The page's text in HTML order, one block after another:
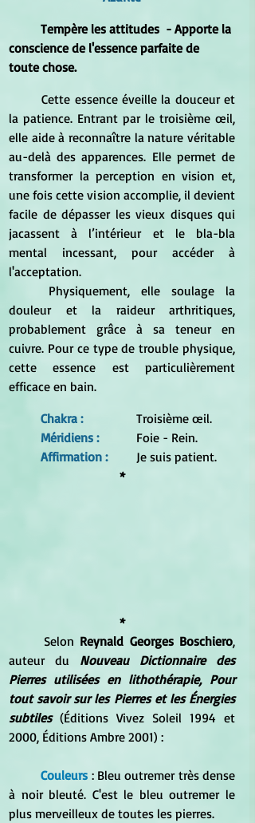
conscience de l'essence parfaite de
toute chose.
	Cette essence éveille la douceur et
la patience. Entrant par le troisième œil,
elle aide à reconnaître la nature véritable
au-delà des apparences. Elle permet de
transformer la perception en vision et,
une fois cette vision accomplie, il devient
facile de dépasser les vieux disques qui
jacassent à l’intérieur et le bla-bla
mental incessant, pour accéder à
l'acceptation.
douleur et la raideur arthritiques,
probablement grâce à sa teneur en
cuivre. Pour ce type de trouble physique,
cette essence est particulièrement
efficace en bain.
Chakra :
		Troisième œil.
	Foie - Rein.
Affirmation :
Je suis patient.
*
*
	Selon
Reynald Georges Boschiero,
auteur du Nouveau Dictionnaire des
Pierres utilisées en lithothérapie, Pour
tout savoir sur les Pierres et les Énergies
subtiles (Éditions Vivez Soleil 1994 et
2000, Éditions Ambre 2001) :
Couleurs : Bleu outremer très dense
à noir bleuté. C'est le bleu outremer le
plus merveilleux de toutes les pierres.